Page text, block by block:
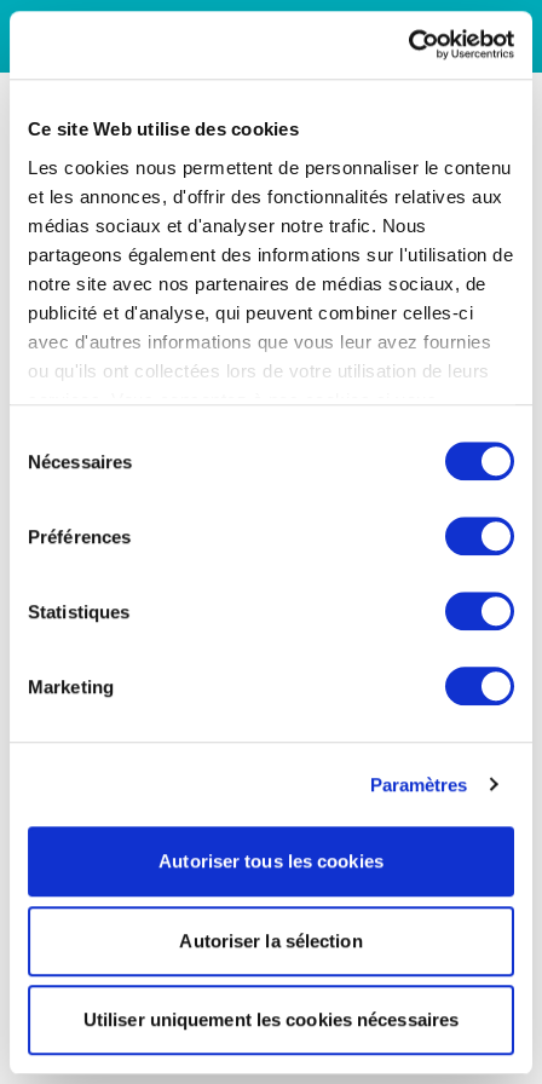
Ce site Web utilise des cookies
Les cookies nous permettent de personnaliser le contenu
et les annonces, d'offrir des fonctionnalités relatives aux
médias sociaux et d'analyser notre trafic. Nous
partageons également des informations sur l'utilisation de
notre site avec nos partenaires de médias sociaux, de
publicité et d'analyse, qui peuvent combiner celles-ci
avec d'autres informations que vous leur avez fournies
ou qu'ils ont collectées lors de votre utilisation de leurs
Nécessaires
Préférences
Statistiques
Marketing
Paramètres
Autoriser tous les cookies
Autoriser la sélection
Utiliser uniquement les cookies nécessaires